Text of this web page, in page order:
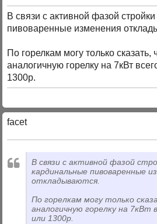
В связи с активной фазой
пивоваренные изменения
По горелкам могу только сказать,
аналогичную горелку на 7кВт
1300р.
facet
В связи с активной фазой
кардинальные пивоваренные
откладываются.
По горелкам могу только
аналогичную горелку на 7кВт
или 1300р.